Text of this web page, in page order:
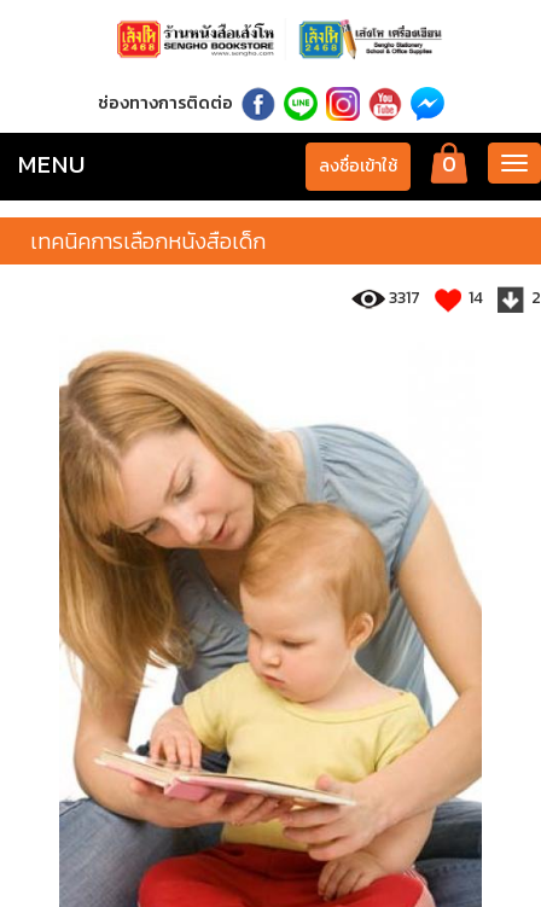
ช่องทางการติดต่อ
0
ลงชื่อเข้าใช้
MENU
เทคนิคการเลือกหนังสือเด็ก
3317 14 2